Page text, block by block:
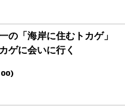
の「海岸に住むトカゲ」
ゲに会いに行く